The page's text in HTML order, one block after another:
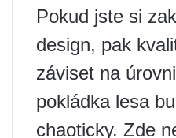
Pokud jste si
design, pak
záviset na
pokládka lesa
chaoticky. Zde